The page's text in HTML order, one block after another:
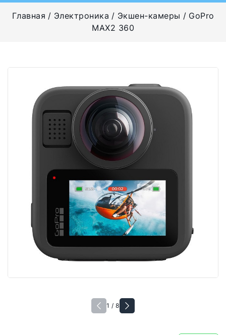
Главная Электроника Экшен-камеры
GoPro
MAX2 360
1 / 8